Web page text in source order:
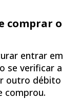
comprar o
entrar em
se verificar a
outro débito
comprou.